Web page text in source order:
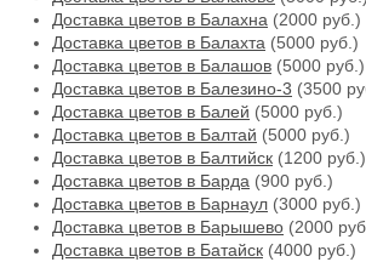
Доставка цветов в Балахна (2000 руб.)
Доставка цветов в Балахта (5000 руб.)
Доставка цветов в Балашов (5000 руб.)
Доставка цветов в Балезино-3 (3500
Доставка цветов в Балей (5000 руб.)
Доставка цветов в Балтай (5000 руб.)
Доставка цветов в Балтийск (1200 руб.)
Доставка цветов в Барда (900 руб.)
Доставка цветов в Барнаул (3000 руб.)
Доставка цветов в Барышево (2000
Доставка цветов в Батайск (4000 руб.)